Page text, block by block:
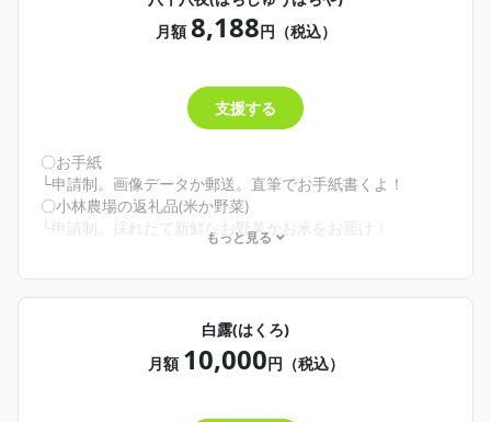
〇イラスト高画質
🌾こんな人にオススメ！🌾
・1ヶ月を労って欲しい！
・依頼したイラストや自撮りとかPCの壁紙にしたい！
そんな君へ
不定期だけどボイス日記があがります。あと月末にこんな
ことがあったよね〜とか話して今日もお疲れ様！ってする
しゅ)プランも内容は同じです。お財布と相談して無理なく
月額 8,188円（税込）
支援する
〇お手紙
└申請制。画像データか郵送。直筆でお手紙書くよ！
〇小林農場の返礼品(米か野菜)
└申請制。採れたて新鮮なお野菜かお米をお届け！
🌾こんな人にオススメ！🌾
・封蝋された手紙が欲しい！
・野菜/米が食べたい！欲しい！
もっと見る
白露(はくろ)
月額 10,000円（税込）